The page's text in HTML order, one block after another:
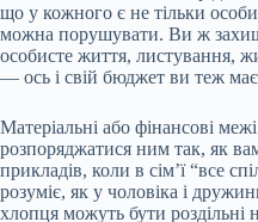
що у кожного є не тільки
можна порушувати. Ви ж
особисте життя, листування,
— ось і свій бюджет ви теж
Матеріальні або фінансові
розпоряджатися ним так, як
прикладів, коли в сім’ї “все
розуміє, як у чоловіка і
хлопця можуть бути